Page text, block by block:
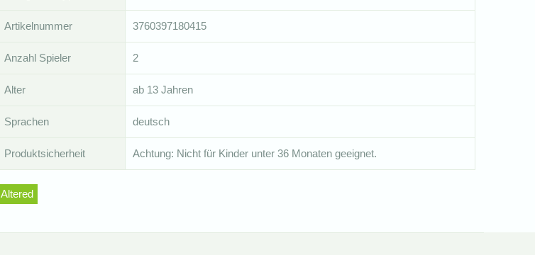
Artikelnummer 3760397180415
Anzahl Spieler 2
Alter ab 13 Jahren
Sprachen deutsch
Produktsicherheit Achtung: Nicht für Kinder unter 36 Monaten geeignet.
Altered